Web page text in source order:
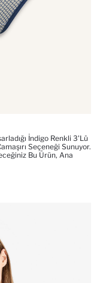
İndigo Renkli 3'lü
Seçeneği Sunuyor.
Bu Ürün, Ana